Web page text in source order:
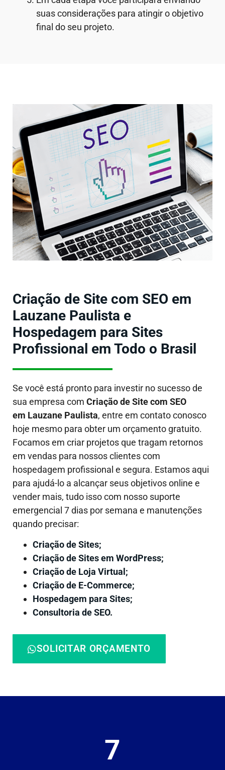
suas considerações para atingir o objetivo
final do seu projeto.
Criação de Site com SEO em
Lauzane Paulista e
Hospedagem para Sites
Profissional em Todo o Brasil
Se você está pronto para investir no sucesso de
sua empresa com Criação de Site com SEO
em Lauzane Paulista, entre em contato conosco
hoje mesmo para obter um orçamento gratuito.
Focamos em criar projetos que tragam retornos
em vendas para nossos clientes com
hospedagem profissional e segura. Estamos aqui
para ajudá-lo a alcançar seus objetivos online e
vender mais, tudo isso com nosso suporte
emergencial 7 dias por semana e manutenções
quando precisar:
Criação de Sites;
Criação de Sites em WordPress;
Criação de Loja Virtual;
Criação de E-Commerce;
Hospedagem para Sites;
Consultoria de SEO.
SOLICITAR ORÇAMENTO
7